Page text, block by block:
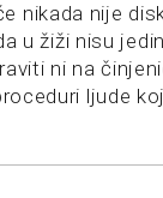
nikada nije
u žiži nisu
ni na
ljude